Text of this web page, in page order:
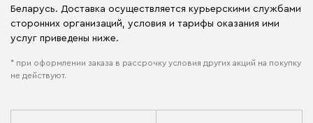
Беларусь. Доставка осуществляется курьерскими службами
сторонних организаций, условия и тарифы оказания ими
услуг приведены ниже.
* при оформлении заказа в рассрочку условия других акций на покупку
не действуют.